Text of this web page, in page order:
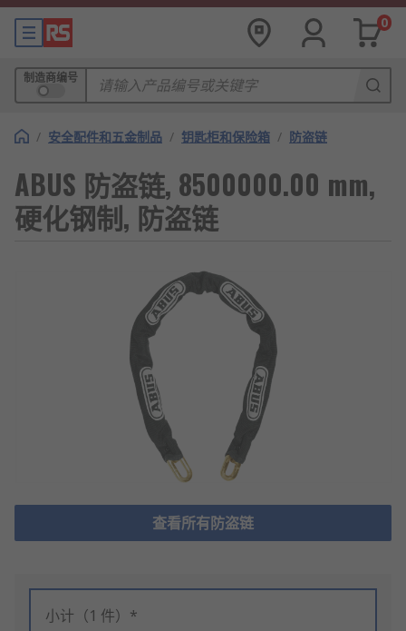
0
制造商编号
/ 安全配件和五金制品 / 钥匙柜和保险箱 / 防盗链
ABUS 防盗链, 8500000.00 mm,
硬化钢制, 防盗链
查看所有防盗链
小计（1 件）*